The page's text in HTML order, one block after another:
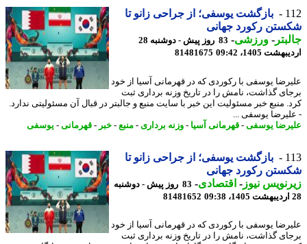
بازگشت یوسفی؛ از جراحی زانو تا
رکورد جهانی
-ورزشی-
83 روز پیش - دوشنبه 28
1405، 09:42
81481675
یوسفی با رکوردی که در قهرمانی آسیا از خود
گذاشت، نامش را در تاریخ وزنه برداری ثبت
منبع خبر مسئولیت این خبر با سایت منبع و جالبتر در قبال آن مسئولیتی ندارد.
یوسفی ...
یوسفی-قهرمانی آسیا -وزنه برداری- منبع -خبر-قهرمانی-یوسفی
بازگشت یوسفی؛ از جراحی زانو تا
رکورد جهانی
نیوز-اقتصادی-
83 روز پیش - دوشنبه
81481652
یوسفی با رکوردی که در قهرمانی آسیا از خود
گذاشت، نامش را در تاریخ وزنه برداری ثبت